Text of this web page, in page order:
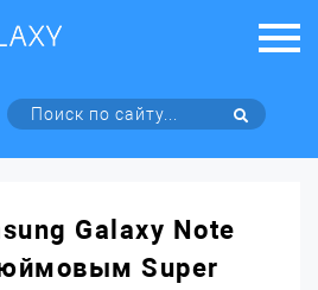
Galaxy Note
Super